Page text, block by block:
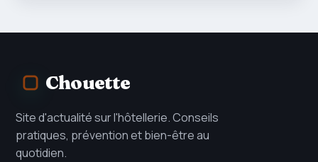
Chouette
Site d'actualité sur l'hôtellerie. Conseils
pratiques, prévention et bien-être au
quotidien.